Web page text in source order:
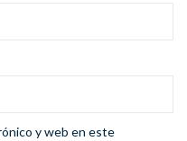
y web en este